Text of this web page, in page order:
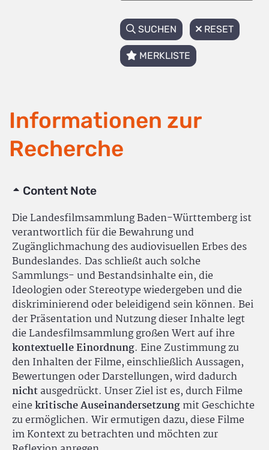
SUCHEN RESET
MERKLISTE
Informationen zur
Recherche
Content Note
Die Landesfilmsammlung Baden-Württemberg ist
verantwortlich für die Bewahrung und
Zugänglichmachung des audiovisuellen Erbes des
Bundeslandes. Das schließt auch solche
Sammlungs- und Bestandsinhalte ein, die
Ideologien oder Stereotype wiedergeben und die
diskriminierend oder beleidigend sein können. Bei
der Präsentation und Nutzung dieser Inhalte legt
die Landesfilmsammlung großen Wert auf ihre
kontextuelle Einordnung. Eine Zustimmung zu
den Inhalten der Filme, einschließlich Aussagen,
Bewertungen oder Darstellungen, wird dadurch
nichtausgedrückt. Unser Ziel ist es, durch Filme
einekritische Auseinandersetzungmit Geschichte
zu ermöglichen. Wir ermutigen dazu, diese Filme
im Kontext zu betrachten und möchten zur